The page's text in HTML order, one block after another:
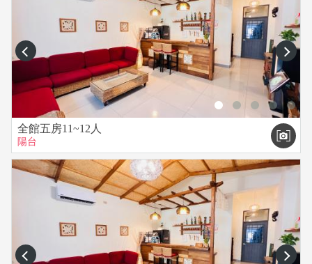
prev next
全館五房11~12人
陽台
prev next